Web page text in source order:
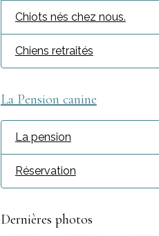
Chiots nés chez nous.
Chiens retraités
La Pension canine
La pension
Réservation
Dernières photos